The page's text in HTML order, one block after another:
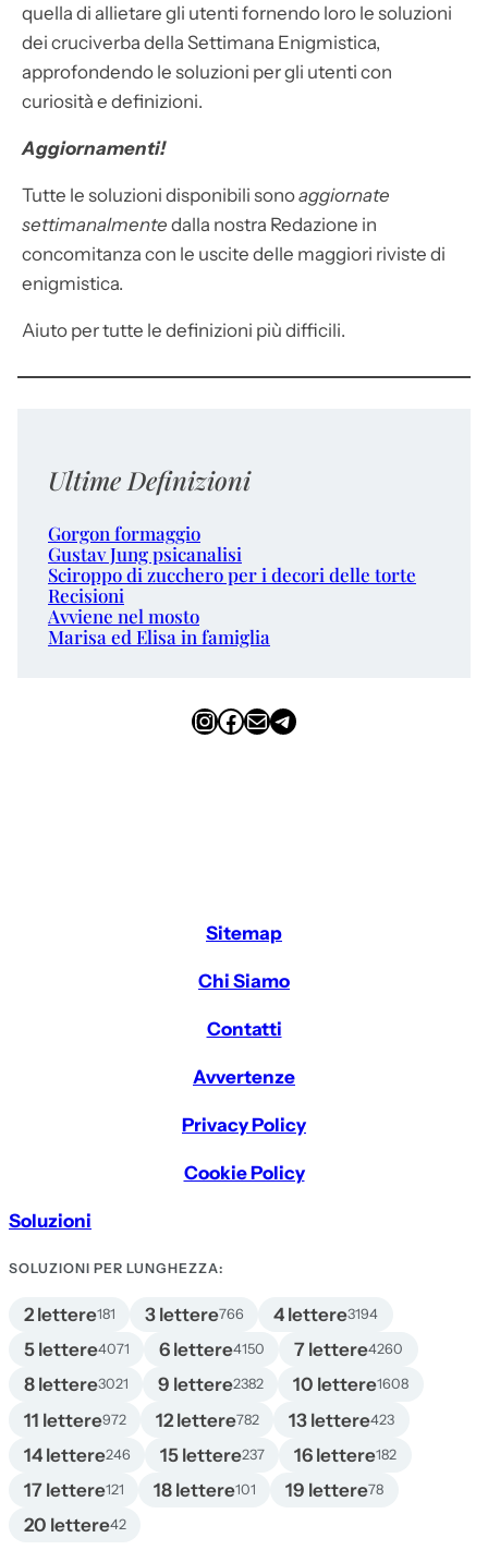
quella di allietare gli utenti fornendo loro le soluzioni
dei cruciverba della Settimana Enigmistica,
approfondendo le soluzioni per gli utenti con
curiosità e definizioni.
Aggiornamenti!
Tutte le soluzioni disponibili sonoaggiornate
settimanalmente dalla nostra Redazione in
concomitanza con le uscite delle maggiori riviste di
enigmistica.
Aiuto per tutte le definizioni più difficili.
Ultime Definizioni
Gorgon formaggio
Gustav Jung psicanalisi
Sciroppo di zucchero per i decori delle torte
Recisioni
Avviene nel mosto
Marisa ed Elisa in famiglia
InstagramFacebook Email Telegram
Sitemap
Chi Siamo
Contatti
Avvertenze
Privacy Policy
Cookie Policy
Soluzioni
SOLUZIONI PER LUNGHEZZA:
2 lettere181 3 lettere766 4 lettere3194
5 lettere4071 6 lettere4150 7 lettere4260
8 lettere3021 9 lettere2382 10 lettere1608
11 lettere972 12 lettere782 13 lettere423
14 lettere246 15 lettere237 16 lettere182
17 lettere121 18 lettere101 19 lettere78
20 lettere42